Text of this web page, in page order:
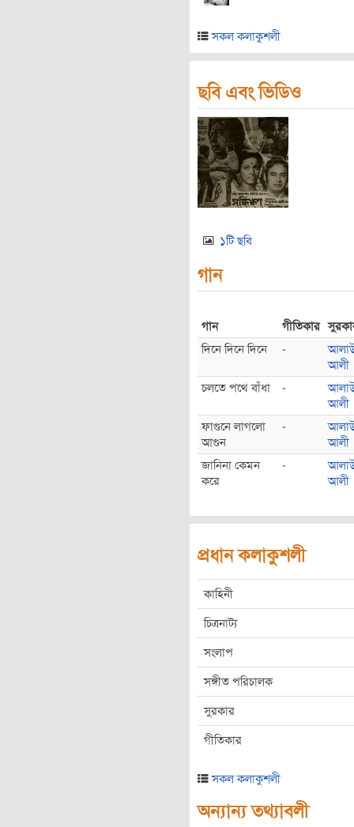
সকল কলাকুশলী
ছবি এবং ভিডিও
১টি ছবি
গান
গান গীতিকার
দিনে দিনে দিনে
-
আলী
চলতে পথে বাঁধা
-
আলী
ফাগুনে লাগলো
আগুন
-
আলী
জানিনা কেমন
করে
-
আলী
প্রধান কলাকুশলী
কাহিনী
চিত্রনাট্য
সংলাপ
সঙ্গীত পরিচালক
সুরকার
গীতিকার
সকল কলাকুশলী
অন্যান্য তথ্যাবলী